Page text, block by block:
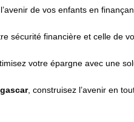
de vos enfants en
sécurité financière et celle de
votre épargne avec une
, construisez l’avenir en